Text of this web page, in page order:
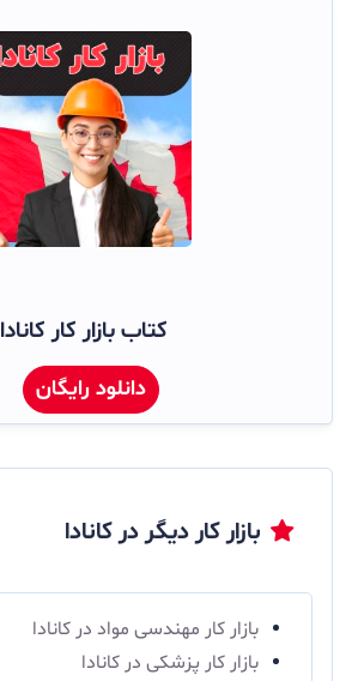
کتاب بازار کار کانادا
دانلود رایگان
بازار کار دیگر در کانادا
بازار کار مهندسی مواد در کانادا
بازار کار پزشکی در کانادا